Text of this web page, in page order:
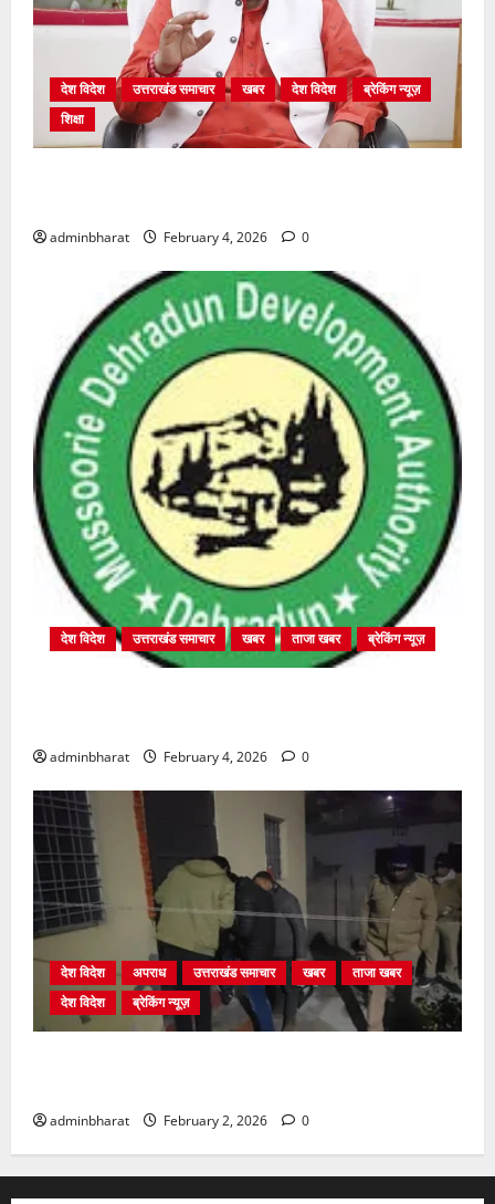
देश विदेश उत्तराखंड समाचार खबर देश विदेश
ब्रेकिंग न्यूज़
शिक्षा
adminbharat February 4, 2026 0
देश विदेश उत्तराखंड समाचार खबर ताजा खबर ब्रेकिंग न्यूज़
adminbharat February 4, 2026 0
देश विदेश अपराध उत्तराखंड समाचार खबर
ताजा खबर
देश विदेश
ब्रेकिंग न्यूज़
adminbharat February 2, 2026 0